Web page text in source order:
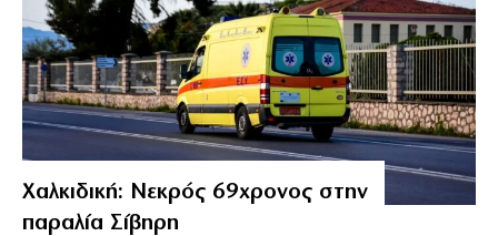
Χαλκιδική: Νεκρός 69χρονος στην
παραλία Σίβηρη